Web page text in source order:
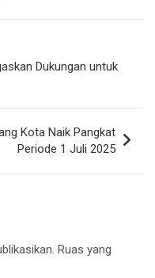
Dukungan untuk
Kota Naik Pangkat
Periode 1 Juli 2025
Ruas yang